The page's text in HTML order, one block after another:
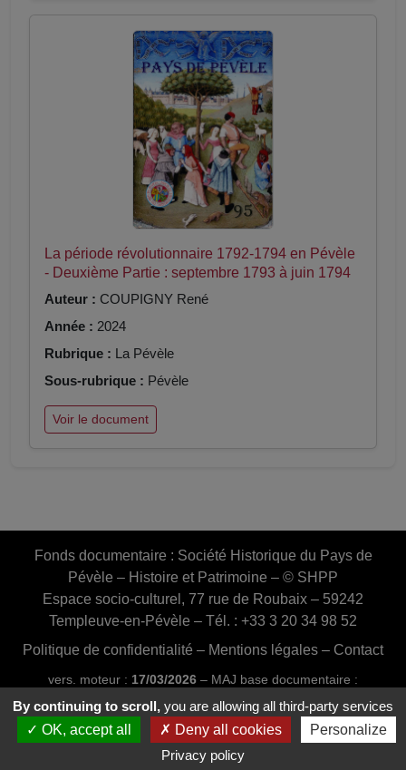
La période révolutionnaire 1792-1794 en Pévèle
- Deuxième Partie : septembre 1793 à juin 1794
Auteur : COUPIGNY René
Année : 2024
Rubrique : La Pévèle
Sous-rubrique : Pévèle
Voir le document
Fonds documentaire : Société Historique du Pays de
Pévèle – Histoire et Patrimoine – © SHPP
Espace socio-culturel, 77 rue de Roubaix – 59242
Templeuve-en-Pévèle – Tél. : +33 3 20 34 98 52
Politique de confidentialité – Mentions légales – Contact
vers. moteur : 17/03/2026 – MAJ base documentaire :
03/07/2026 16:46:24
Conception et réalisation :Web20MIP.fr
By continuing to scroll, you are allowing all third-party services
OK, accept all
Deny all cookies
Personalize
Privacy policy